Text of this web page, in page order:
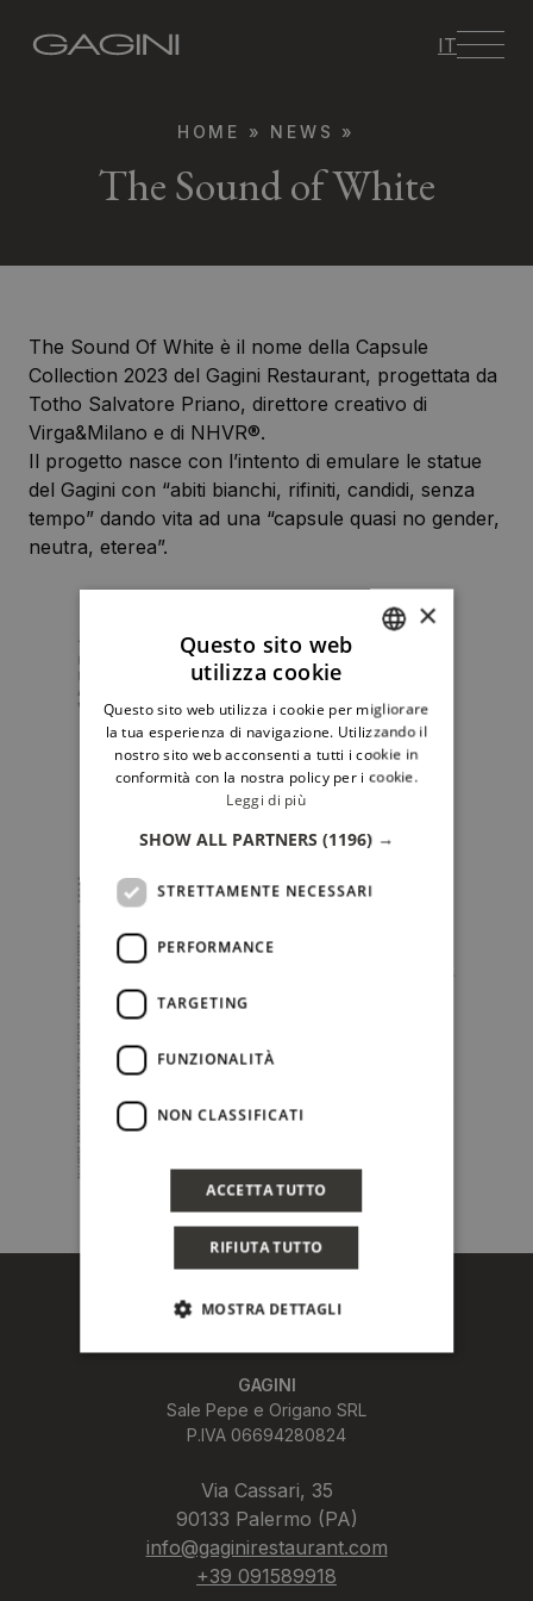
IT
HOME » NEWS »
The Sound of White
The Sound Of White è il nome della Capsule
Collection 2023 del Gagini Restaurant, progettata da
Totho Salvatore Priano, direttore creativo di
Virga&Milano e di NHVR®.
Il progetto nasce con l’intento di emulare le statue
del Gagini con “abiti bianchi, rifiniti, candidi, senza
tempo” dando vita ad una “capsule quasi no gender,
neutra, eterea”.
GAGINI
Sale Pepe e Origano SRL
P.IVA 06694280824
Via Cassari, 35
90133 Palermo (PA)
info@gaginirestaurant.com
+39 091589918
ENGLISH
×
Questo sito web
utilizza cookie
Questo sito web utilizza i cookie per migliorare
la tua esperienza di navigazione. Utilizzando il
nostro sito web acconsenti a tutti i cookie in
conformità con la nostra policy per i cookie.
Leggi di più
SHOW ALL PARTNERS (1196) →
STRETTAMENTE NECESSARI
PERFORMANCE
TARGETING
FUNZIONALITÀ
NON CLASSIFICATI
ACCETTA TUTTO
RIFIUTA TUTTO
MOSTRA DETTAGLI